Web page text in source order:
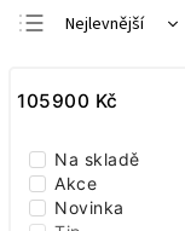
Nejlevnější
Nejdražší
Abecedně
105900 Kč
Na skladě
Akce
Novinka